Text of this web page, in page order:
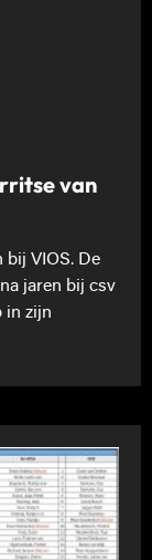
van
bij VIOS. De
jaren bij csv
in zijn